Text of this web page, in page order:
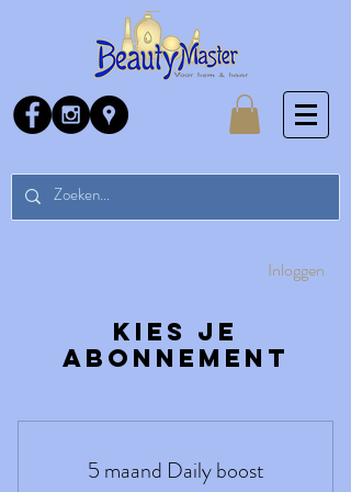
Inloggen
Kies je
abonnement
5 maand Daily boost